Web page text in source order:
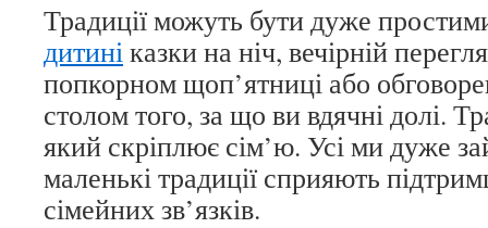
Традиції можуть бути дуже
дитиніказки на ніч, вечірній
попкорном щоп’ятниці або
столом того, за що ви вдячні долі.
який скріплює сім’ю. Усі ми дуже
маленькі традиції сприяють
сімейних зв’язків.